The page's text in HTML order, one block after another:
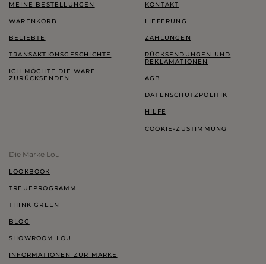
MEINE BESTELLUNGEN
WARENKORB
BELIEBTE
TRANSAKTIONSGESCHICHTE
ICH MÖCHTE DIE WARE
ZURÜCKSENDEN
KONTAKT
LIEFERUNG
ZAHLUNGEN
RÜCKSENDUNGEN UND
REKLAMATIONEN
AGB
DATENSCHUTZPOLITIK
HILFE
COOKIE-ZUSTIMMUNG
Die Marke Lou
LOOKBOOK
TREUEPROGRAMM
THINK GREEN
BLOG
SHOWROOM LOU
INFORMATIONEN ZUR MARKE